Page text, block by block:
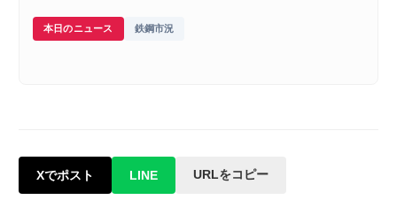
本日のニュース 鉄鋼市況
Xでポスト LINE URLをコピー